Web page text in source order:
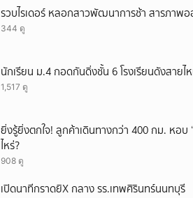
รวบไรเดอร์ หลอกสาวพัฒนาการช้า สารภาพ
344 ดู
นักเรียน ม.4 กอดกันดิ่งชั้น 6 โรงเรียนดังสายไ
1,517 ดู
ยิ่งรู้ยิ่งตกใจ! ลูกค้าเดินทางกว่า 400 กม. หอบ
ไหร่?
908 ดู
เปิดนาทีกราดยิX กลาง รร.เทพศิรินทร์นนทบุรี
ยกเลิก